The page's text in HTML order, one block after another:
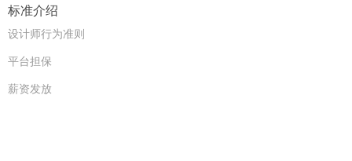
标准介绍
设计师行为准则
平台担保
薪资发放